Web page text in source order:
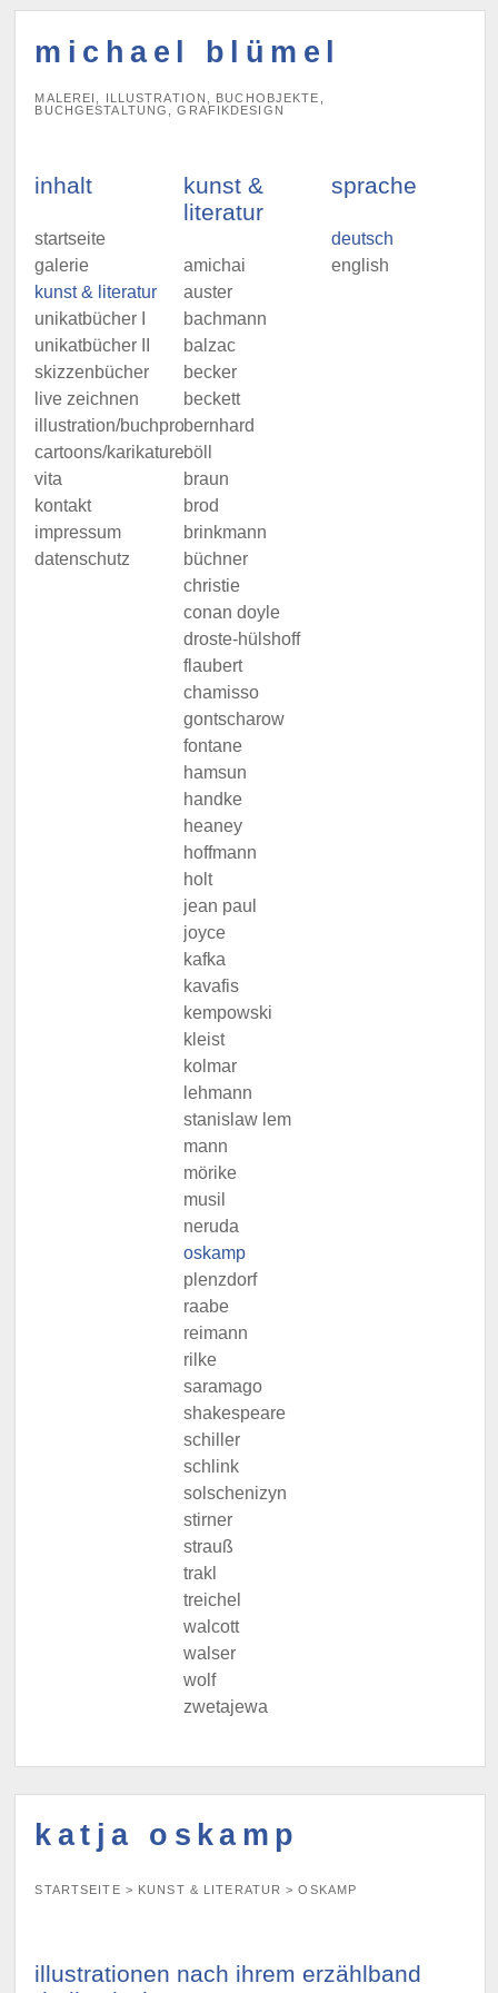
michael blümel
MALEREI, ILLUSTRATION, BUCHOBJEKTE,
BUCHGESTALTUNG, GRAFIKDESIGN
inhalt
startseite
galerie
kunst & literatur
unikatbücher I
unikatbücher II
skizzenbücher
live zeichnen
illustration/buchprojekte
cartoons/karikaturen
vita
kontakt
impressum
datenschutz
kunst &
literatur
amichai
auster
bachmann
balzac
becker
beckett
bernhard
böll
braun
brod
brinkmann
büchner
christie
conan doyle
droste-hülshoff
flaubert
chamisso
gontscharow
fontane
hamsun
handke
heaney
hoffmann
holt
jean paul
joyce
kafka
kavafis
kempowski
kleist
kolmar
lehmann
stanislaw lem
mann
mörike
musil
neruda
oskamp
plenzdorf
raabe
reimann
rilke
saramago
shakespeare
schiller
schlink
solschenizyn
stirner
strauß
trakl
treichel
walcott
walser
wolf
zwetajewa
sprache
deutsch
english
katja oskamp
STARTSEITE > KUNST & LITERATUR >OSKAMP
illustrationen nach ihrem erzählband